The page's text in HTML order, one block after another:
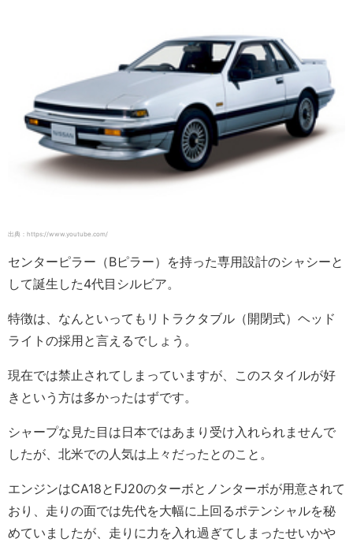
出典：https://www.youtube.com/
センターピラー（Bピラー）を持った専用設計のシャシーと
して誕生した4代目シルビア。
特徴は、なんといってもリトラクタブル（開閉式）ヘッド
ライトの採用と言えるでしょう。
現在では禁止されてしまっていますが、このスタイルが好
きという方は多かったはずです。
シャープな見た目は日本ではあまり受け入れられませんで
したが、北米での人気は上々だったとのこと。
エンジンはCA18とFJ20のターボとノンターボが用意されて
おり、走りの面では先代を大幅に上回るポテンシャルを秘
めていましたが、走りに力を入れ過ぎてしまったせいかや